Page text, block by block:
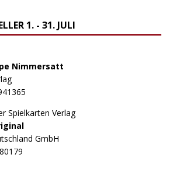
1. - 31. JULI
Nimmersatt
Spielkarten Verlag
GmbH